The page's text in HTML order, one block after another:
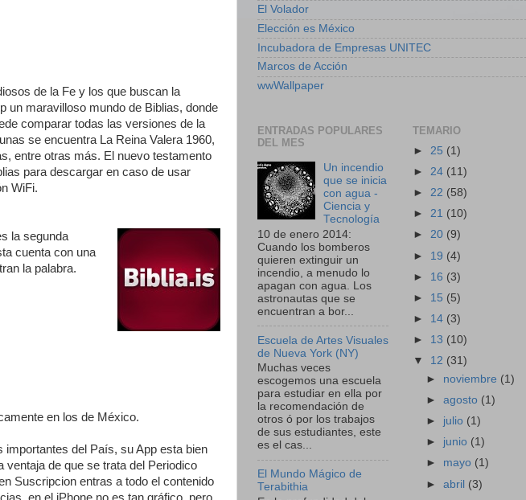
de la Fe y los que buscan la
un maravilloso mundo de Biblias, donde
comparar todas las versiones de la
se encuentra La Reina Valera 1960,
entre otras más. El nuevo testamento
para descargar en caso de usar
WiFi.
la segunda
cuenta con una
la palabra.
en los de México.
importantes del País, su App esta bien
ventaja de que se trata del Periodico
Suscripcion entras a todo el contenido
El Volador
Elección es México
Incubadora de Empresas UNITEC
Marcos de Acción
wwWallpaper
ENTRADAS POPULARES
DEL MES
Un incendio
que se inicia
con agua -
Ciencia y
Tecnología
10 de enero 2014:
Cuando los bomberos
quieren extinguir un
incendio, a menudo lo
apagan con agua. Los
astronautas que se
encuentran a bor...
Escuela de Artes Visuales
de Nueva York (NY)
Muchas veces
escogemos una escuela
para estudiar en ella por
la recomendación de
otros ó por los trabajos
de sus estudiantes, este
es el cas...
El Mundo Mágico de
Terabithia
TEMARIO
► 25 (1)
► 24 (11)
► 22 (58)
► 21 (10)
► 20 (9)
► 19 (4)
► 16 (3)
► 15 (5)
► 14 (3)
► 13 (10)
▼ 12 (31)
► noviembre (1)
►agosto (1)
► julio (1)
► junio (1)
► mayo (1)
►abril (3)